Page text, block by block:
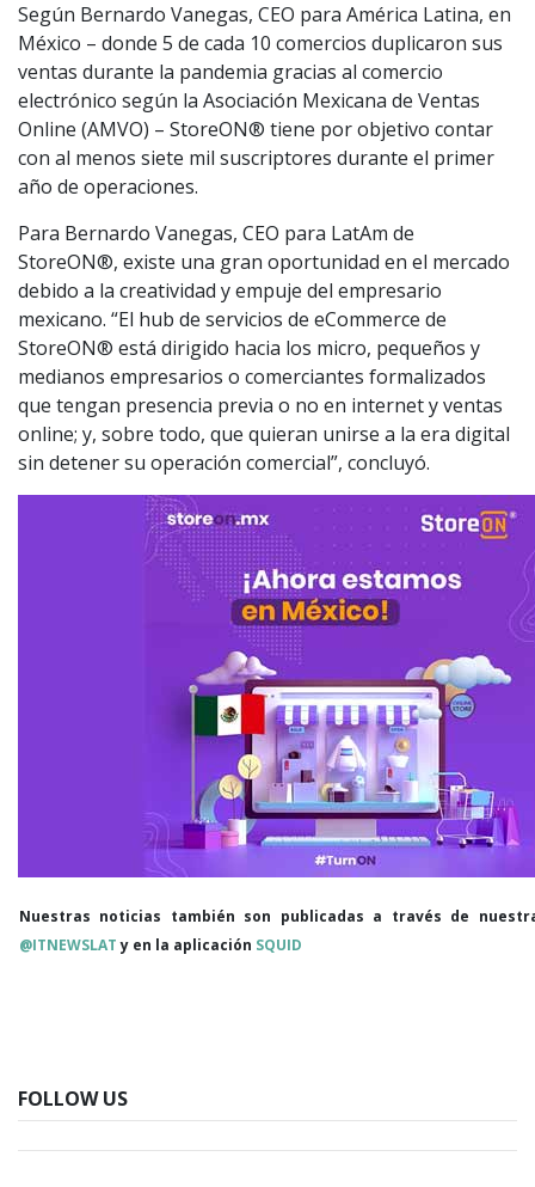
Según Bernardo Vanegas, CEO para América Latina, en
México – donde 5 de cada 10 comercios duplicaron sus
ventas durante la pandemia gracias al comercio
electrónico según la Asociación Mexicana de Ventas
Online (AMVO) – StoreON® tiene por objetivo contar
con al menos siete mil suscriptores durante el primer
año de operaciones.
Para Bernardo Vanegas, CEO para LatAm de
StoreON®, existe una gran oportunidad en el mercado
debido a la creatividad y empuje del empresario
mexicano. “El hub de servicios de eCommerce de
StoreON® está dirigido hacia los micro, pequeños y
medianos empresarios o comerciantes formalizados
que tengan presencia previa o no en internet y ventas
online; y, sobre todo, que quieran unirse a la era digital
sin detener su operación comercial”, concluyó.
Nuestras noticias también son publicadas a través de
@ITNEWSLATy en la aplicación SQUID
FOLLOW US